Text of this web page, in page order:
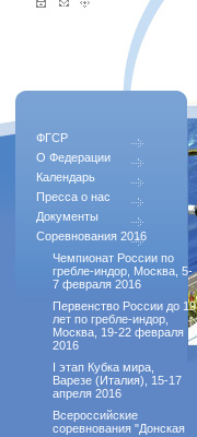
ФГСР
О Федерации
Календарь
Пресса о нас
Документы
Соревнования 2016
Чемпионат России по
гребле-индор, Москва, 5-
7 февраля 2016
Первенство России до 19
лет по гребле-индор,
Москва, 19-22 февраля
2016
I этап Кубка мира,
Варезе (Италия), 15-17
апреля 2016
Всероссийские
соревнования "Донская